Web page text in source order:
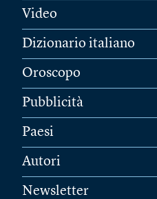
Video
Dizionario italiano
Oroscopo
Pubblicità
Paesi
Autori
Newsletter